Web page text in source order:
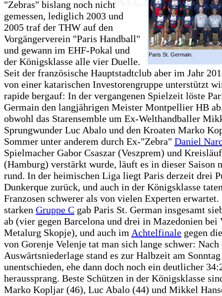
Paris St. Germain.
"Zebras" bislang noch nicht
gemessen, lediglich 2003 und
2005 traf der THW auf den
Vorgängerverein "Paris Handball"
und gewann im EHF-Pokal und
der Königsklasse alle vier Duelle.
Seit der französische Hauptstadtclub aber im Jahr
von einer katarischen Investorengruppe unterstützt
rapide bergauf: In der vergangenen Spielzeit löste
Germain den langjährigen Meister Montpellier HB
obwohl das Starensemble um Ex-Welthandballer
Sprungwunder Luc Abalo und den Kroaten Marko
Sommer unter anderem durch Ex-"Zebra" Daniel
Spielmacher Gabor Csaszar (Veszprem) und
(Hamburg) verstärkt wurde, läuft es in dieser Saison
rund. In der heimischen Liga liegt Paris derzeit drei
Dunkerque zurück, und auch in der Königsklasse
Franzosen schwerer als von vielen Experten erwartet.
starken Gruppe C gab Paris St. German insgesamt
ab (vier gegen Barcelona und drei in Mazedonien bei
Metalurg Skopje), und auch im Achtelfinale gegen
von Gorenje Velenje tat man sich lange schwer:
Auswärtsniederlage stand es zur Halbzeit am
unentschieden, ehe dann doch noch ein deutlicher
heraussprang. Beste Schützen in der Königsklasse
Marko Kopljar (46), Luc Abalo (44) und Mikkel